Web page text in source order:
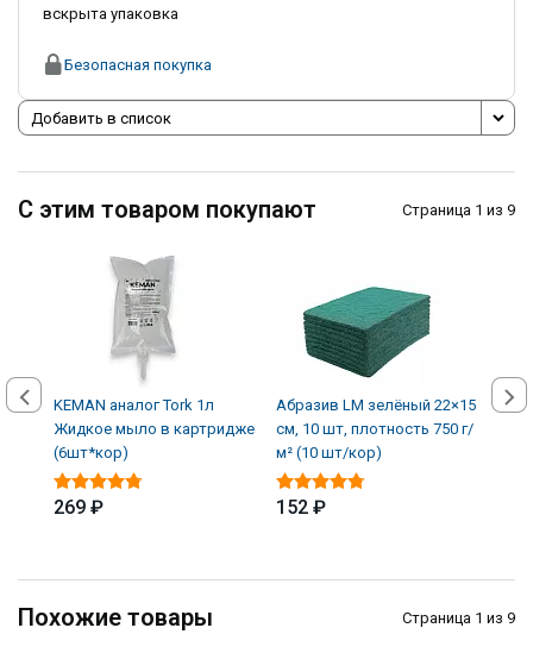
вскрыта упаковка
Безопасная покупка
Добавить в список
С этим товаром покупают Страница 1 из 9
KEMAN аналог Tork 1л
Жидкое мыло в картридже
(6шт*кор)
269 ₽
Абразив LM зелёный 22×15
см, 10 шт, плотность 750 г/
м² (10 шт/кор)
152 ₽
Похожие товары Страница 1 из 9